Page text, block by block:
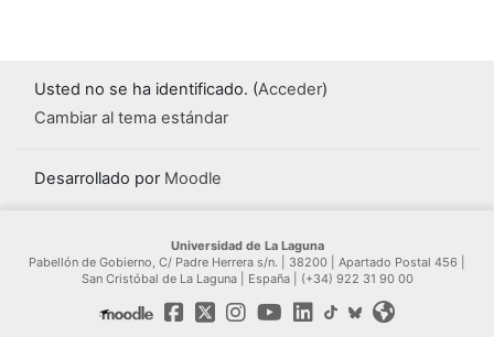
Usted no se ha identificado. (Acceder)
Cambiar al tema estándar
Desarrollado por Moodle
Universidad de La Laguna
Pabellón de Gobierno, C/ Padre Herrera s/n. | 38200 | Apartado Postal 456 |
San Cristóbal de La Laguna | España | (+34) 922 31 90 00